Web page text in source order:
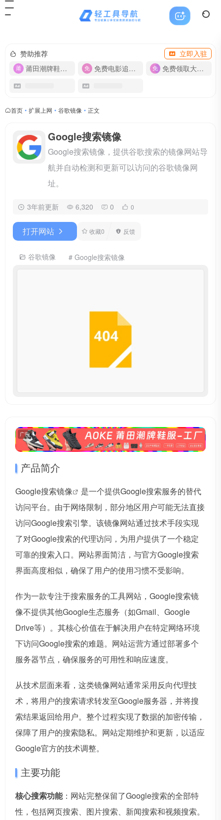
赞助推荐
立即入驻
莆田潮牌鞋服-货源
免费电影追剧APP 免费领取大流量卡【500G】
首页 • 扩展上网 • 谷歌镜像 • 正文
Google搜索镜像
Google搜索镜像，提供谷歌搜索的镜像网站导
航并自动检测和更新可以访问的谷歌镜像网
址。
3年前更新 6,320 0 0
打开网站 收藏0 反馈
谷歌镜像 # Google搜索镜像
广告
产品简介
Google搜索镜像
是一个提供Google搜索服务的替代
访问平台。由于网络限制，部分地区用户可能无法直接
访问Google搜索引擎。该镜像网站通过技术手段实现
了对Google搜索的代理访问，为用户提供了一个稳定
可靠的搜索入口。网站界面简洁，与官方Google搜索
界面高度相似，确保了用户的使用习惯不受影响。
作为一款专注于搜索服务的工具网站，Google搜索镜
像不提供其他Google生态服务（如Gmail、Google
Drive等）。其核心价值在于解决用户在特定网络环境
下访问Google搜索的难题。网站运营方通过部署多个
服务器节点，确保服务的可用性和响应速度。
从技术层面来看，这类镜像网站通常采用反向代理技
术，将用户的搜索请求转发至Google服务器，并将搜
索结果返回给用户。整个过程实现了数据的加密传输，
保障了用户的搜索隐私。网站定期维护和更新，以适应
Google官方的技术调整。
主要功能
核心搜索功能：网站完整保留了Google搜索的全部特
性，包括网页搜索、图片搜索、新闻搜索和视频搜索。